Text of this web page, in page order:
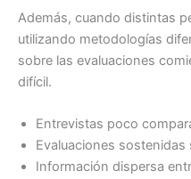
Además, cuando distintas
utilizando metodologías
sobre las evaluaciones
difícil.
Entrevistas poco
Evaluaciones
Información dispersa